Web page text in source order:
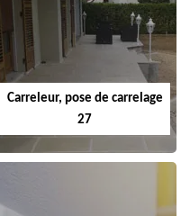
Carreleur, pose de carrelage
27